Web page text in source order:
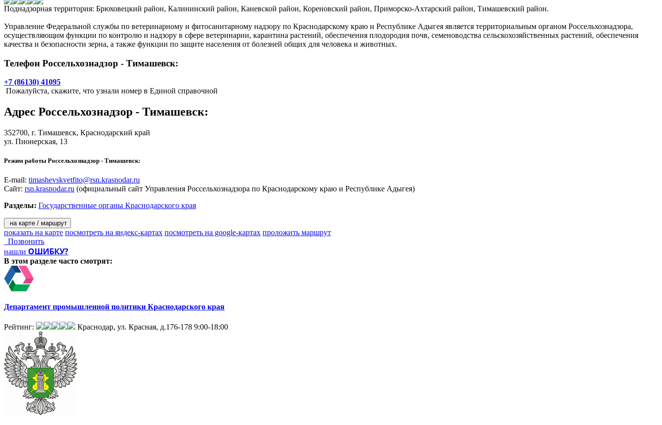
Поднадзорная территория: Брюховецкий район, Калининский район, Каневской район, Кореновский район, Приморско-Ахтарский район, Тимашевский район.
Управление Федеральной службы по ветеринарному и фитосанитарному надзору по Краснодарскому краю и Республике Адыгея является территориальным органом Россельхознадзора,
осуществляющим функции по контролю и надзору в сфере ветеринарии, карантина растений, обеспечения плодородия почв, семеноводства сельскохозяйственных растений, обеспечения
качества и безопасности зерна, а также функции по защите населения от болезней общих для человека и животных.
Телефон Россельхознадзор - Тимашевск:
+7 (86130) 41095
Пожалуйста, скажите, что узнали номер в Единой справочной
Адрес Россельхознадзор - Тимашевск:
352700, г. Тимашевск, Краснодарский край
ул. Пионерская, 13
Режим работы Россельхознадзор - Тимашевск:
E-mail: timashevskvetfito@rsn.krasnodar.ru
Сайт: rsn.krasnodar.ru (официальный сайт Управления Россельхознадзора по Краснодарскому краю и Республике Адыгея)
Разделы: Государственные органы Краснодарского края
на карте / маршрут
показать на карте посмотреть на яндекс-картах посмотреть на google-картах проложить маршрут
Позвонить
нашли ОШИБКУ?
В этом разделе часто смотрят:
Департамент промышленной политики Краснодарского края
Рейтинг: Краснодар, ул. Красная, д.176-178 9:00-18:00